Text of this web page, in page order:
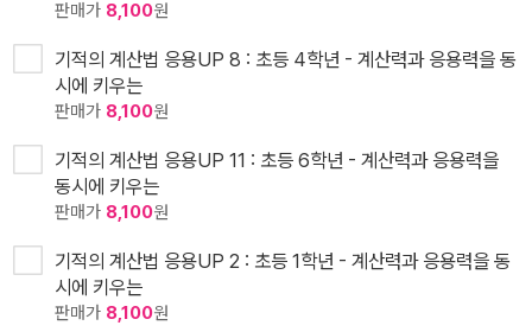
판매가 8,100원
기적의 계산법 응용UP 8 : 초등 4학년 - 계산력과 응용력을 동
시에 키우는
판매가 8,100원
기적의 계산법 응용UP 11 : 초등 6학년 - 계산력과 응용력을
동시에 키우는
판매가 8,100원
기적의 계산법 응용UP 2 : 초등 1학년 - 계산력과 응용력을 동
시에 키우는
판매가 8,100원